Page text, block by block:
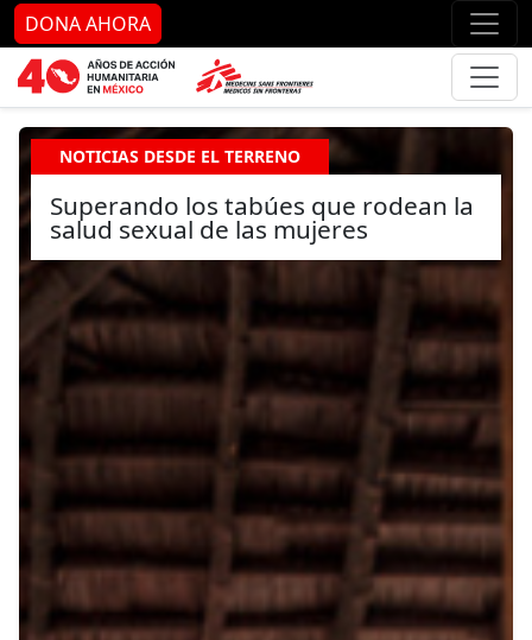
Ir al contenido principal Ir
DONA AHORA
NOTICIAS DESDE EL TERRENO
Superando los tabúes que rodean la
salud sexual de las mujeres